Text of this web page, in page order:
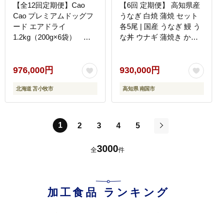
【全12回定期便】Cao
Cao プレミアムドッグフ
ード エアドライ
1.2kg（200g×6袋）
976,000円
北海道 苫小牧市
【6回 定期便】 高知県産
うなぎ 白焼 蒲焼 セット
各5尾 | 国産 うなぎ 鰻 う
な丼 ウナギ 蒲焼き かば
土用丑の日 土用の丑の日
丑の日 高級 贅沢 老舗 初
音 釜めし初音 創業70年
以上 秘伝のタレ タレ付き
な重 ギフト 人気 おすす
知県 南国市
930,000円
高知県 南国市
1 2 3 4
5
全3000件
加工食品 ランキング